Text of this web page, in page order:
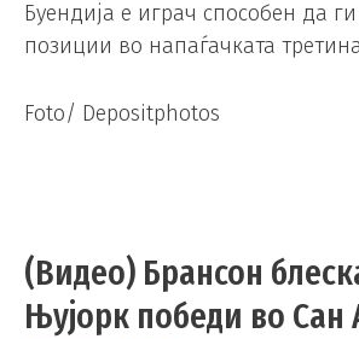
Буендија е играч способен да
позиции во напаѓачката
Foto/ Depositphotos
(Видео) Брансон
Њујорк победи во Сан